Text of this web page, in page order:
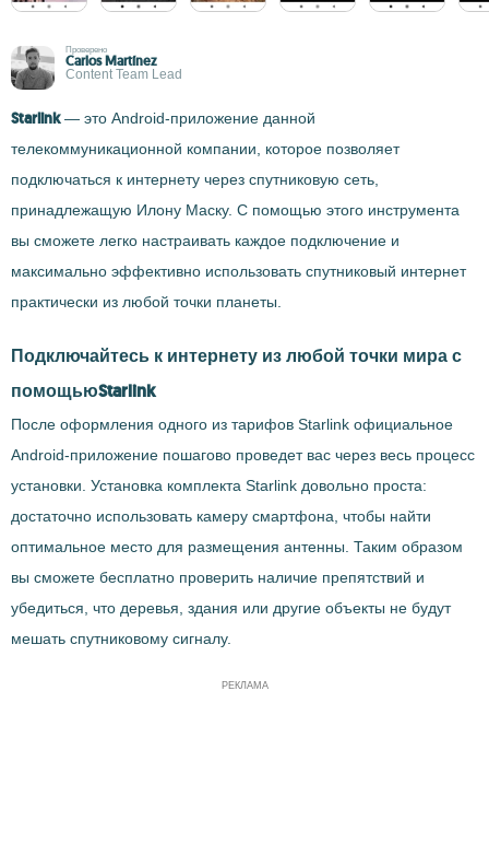
Проверено
Carlos Martínez
Content Team Lead
Starlink— это Android-приложение данной
телекоммуникационной компании, которое позволяет
подключаться к интернету через спутниковую сеть,
принадлежащую Илону Маску. С помощью этого инструмента
вы сможете легко настраивать каждое подключение и
максимально эффективно использовать спутниковый интернет
практически из любой точки планеты.
Подключайтесь к интернету из любой точки мира с
помощьюStarlink
После оформления одного из тарифов Starlink официальное
Android-приложение пошагово проведет вас через весь процесс
установки. Установка комплекта Starlink довольно проста:
достаточно использовать камеру смартфона, чтобы найти
оптимальное место для размещения антенны. Таким образом
вы сможете бесплатно проверить наличие препятствий и
убедиться, что деревья, здания или другие объекты не будут
мешать спутниковому сигналу.
РЕКЛАМА